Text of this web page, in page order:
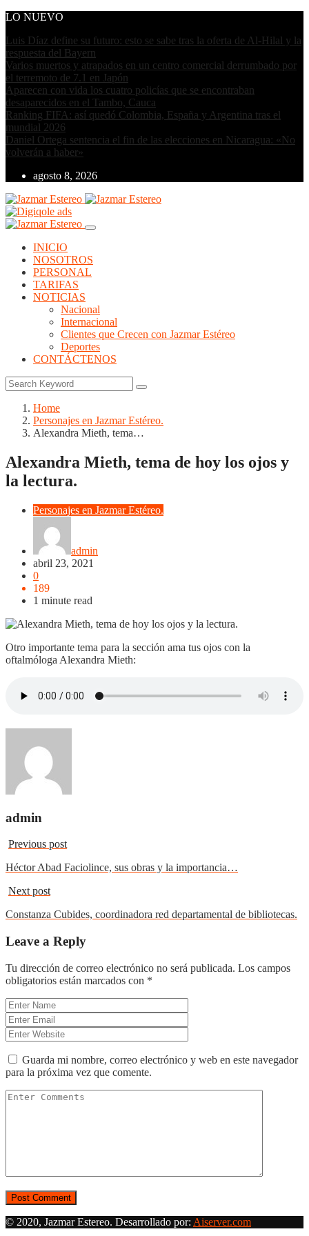
LO NUEVO
Luis Díaz define su futuro: esto se sabe tras la oferta de Al-Hilal y la
respuesta del Bayern
Varios muertos y atrapados en un centro comercial derrumbado por
el terremoto de 7.1 en Japón
Aparecen con vida los cuatro policías que se encontraban
desaparecidos en el Tambo, Cauca
Ranking FIFA: así quedó Colombia, España y Argentina tras el
mundial 2026
Daniel Ortega sentencia el fin de las elecciones en Nicaragua: «No
volverán a haber»
agosto 8, 2026
INICIO
NOSOTROS
PERSONAL
TARIFAS
NOTICIAS
Nacional
Internacional
Clientes que Crecen con Jazmar Estéreo
Deportes
CONTÁCTENOS
Home
Personajes en Jazmar Estéreo.
Alexandra Mieth, tema…
Alexandra Mieth, tema de hoy los ojos y
la lectura.
Personajes en Jazmar Estéreo.
admin
abril 23, 2021
0
189
1 minute read
Otro importante tema para la sección ama tus ojos con la
oftalmóloga Alexandra Mieth:
admin
Previous post
Héctor Abad Faciolince, sus obras y la importancia…
Next post
Constanza Cubides, coordinadora red departamental de bibliotecas.
Leave a Reply
Tu dirección de correo electrónico no será publicada. Los campos
obligatorios están marcados con *
Guarda mi nombre, correo electrónico y web en este navegador
para la próxima vez que comente.
© 2020, Jazmar Estereo. Desarrollado por: Aiserver.com